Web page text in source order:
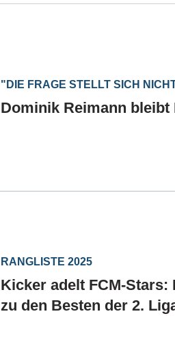
"DIE FRAGE STELLT SICH
Dominik Reimann bleibt
RANGLISTE 2025
Kicker adelt FCM-Stars:
zu den Besten der 2.